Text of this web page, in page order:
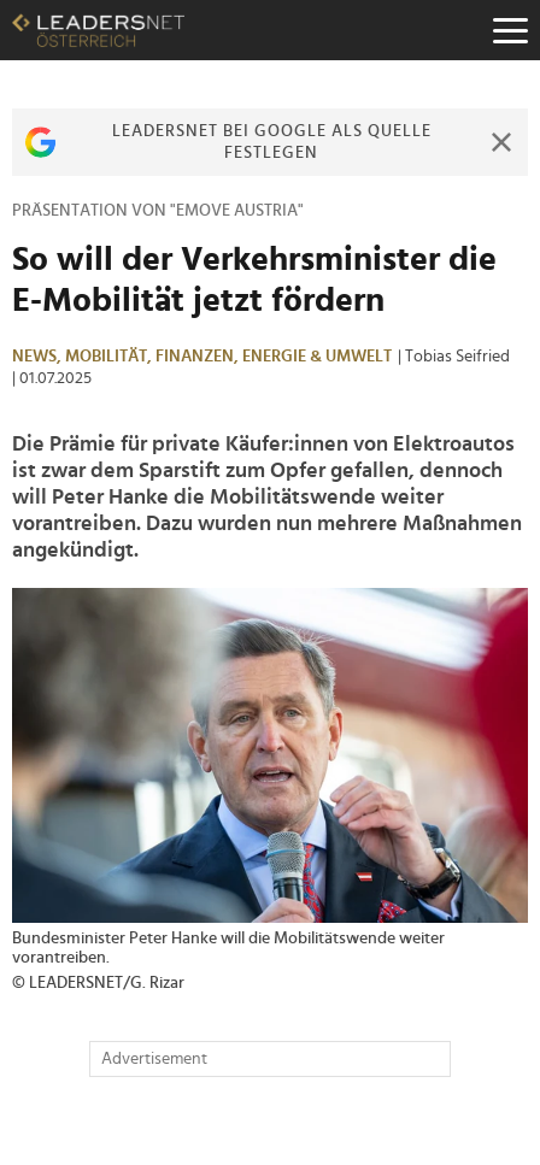
Zum
Inhalt
Zur
Zur
LEADERSNET BEI GOOGLE ALS QUELLE
FESTLEGEN
PRÄSENTATION VON "EMOVE AUSTRIA"
So will der Verkehrsminister die
E-Mobilität jetzt fördern
NEWS, MOBILITÄT, FINANZEN, ENERGIE & UMWELT
| Tobias Seifried
| 01.07.2025
Die Prämie für private Käufer:innen von Elektroautos
ist zwar dem Sparstift zum Opfer gefallen, dennoch
will Peter Hanke die Mobilitätswende weiter
vorantreiben. Dazu wurden nun mehrere Maßnahmen
angekündigt.
Bundesminister Peter Hanke will die Mobilitätswende weiter
vorantreiben.
© LEADERSNET/G. Rizar
Advertisement